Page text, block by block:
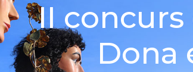
II concurs
Dona